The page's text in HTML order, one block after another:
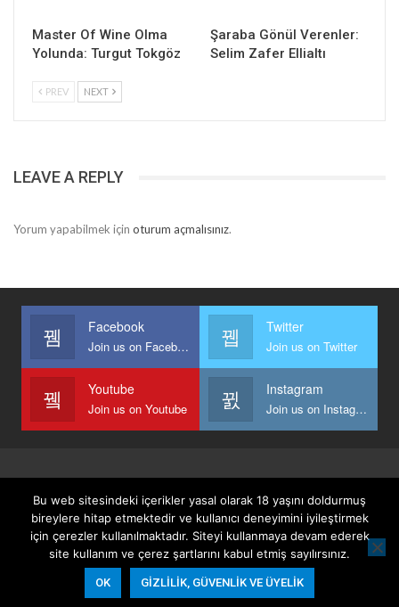
Master Of Wine Olma
Yolunda: Turgut Tokgöz
Şaraba Gönül Verenler:
Selim Zafer Ellialtı
PREV NEXT
LEAVE A REPLY
Yorum yapabilmek için oturum açmalısınız.
Facebook
Join us on Facebook
Twitter
Join us on Twitter
Youtube
Join us on Youtube
Instagram
Join us on Instagram
Gizlilik, Güvenlik Ve Üyelik Politikası
© 2026 - Keyifli Notlar. All Rights Reserved.
Website Design: BetterStudio
Bu web sitesindeki içerikler yasal olarak 18 yaşını doldurmuş
bireylere hitap etmektedir ve kullanıcı deneyimini iyileştirmek
için çerezler kullanılmaktadır. Siteyi kullanmaya devam ederek
site kullanım ve çerez şartlarını kabul etmiş sayılırsınız.
OK GIZLILIK, GÜVENLIK VE ÜYELIK